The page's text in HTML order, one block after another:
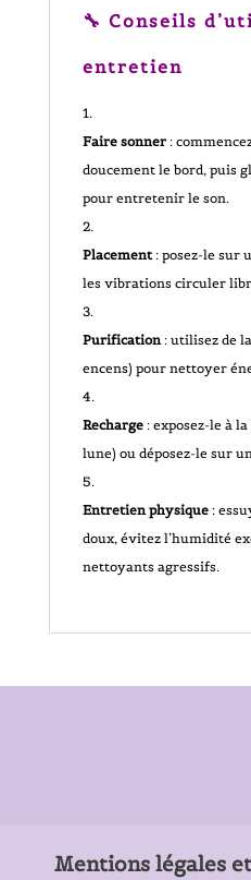
🔧 Conseils
entretien
Faire sonner:
doucement le bord, puis
pour entretenir le son.
Placement: posez-le sur
les vibrations circuler
Purification: utilisez de
encens) pour nettoyer
Recharge: exposez-le à
lune) ou déposez-le sur
Entretien physique:
doux, évitez l’humidité
nettoyants agressifs.
Mentions légales